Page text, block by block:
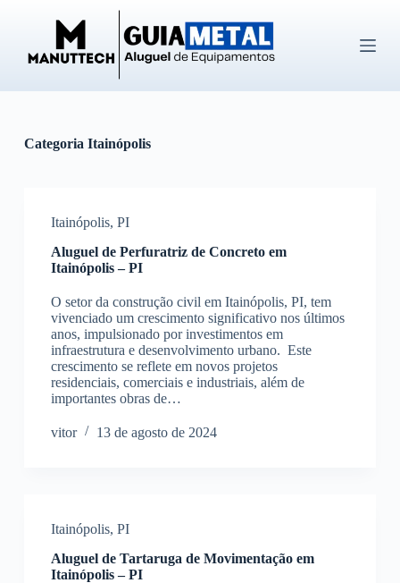
Categoria Itainópolis
Itainópolis, PI
Aluguel de Perfuratriz de Concreto em
Itainópolis – PI
O setor da construção civil em Itainópolis, PI, tem
vivenciado um crescimento significativo nos últimos
anos, impulsionado por investimentos em
infraestrutura e desenvolvimento urbano. Este
crescimento se reflete em novos projetos
residenciais, comerciais e industriais, além de
importantes obras de…
vitor 13 de agosto de 2024
Itainópolis, PI
Aluguel de Tartaruga de Movimentação em
Itainópolis – PI